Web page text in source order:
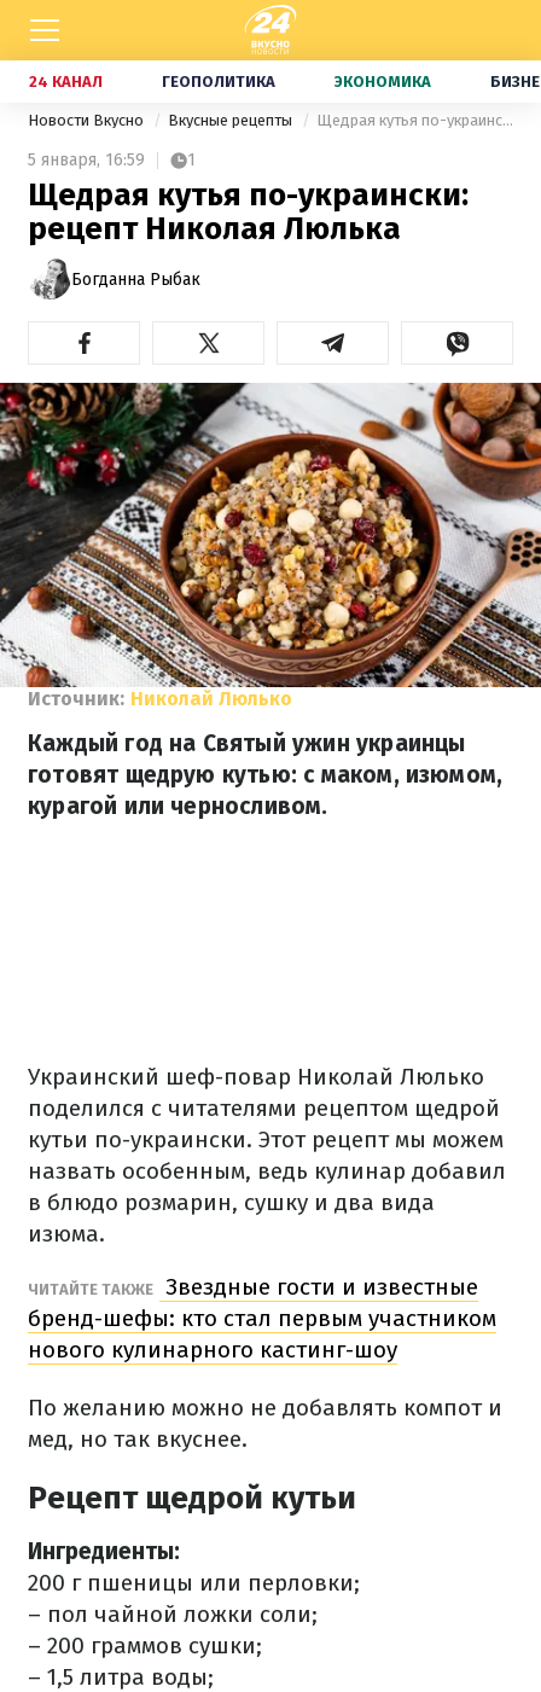
24 КАНАЛ ГЕОПОЛИТИКА ЭКОНОМИКА
Новости Вкусно Вкусные рецепты Щедрая кутья по-украински: рецепт Николая Люлька
5 января, 16:59 1
Щедрая кутья по-украински:
рецепт Николая Люлька
Богданна Рыбак
Источник: Николай Люлько
Каждый год на Святый ужин украинцы
готовят щедрую кутью: с маком, изюмом,
курагой или черносливом.
Украинский шеф-повар Николай Люлько
поделился с читателями рецептом щедрой
кутьи по-украински. Этот рецепт мы можем
назвать особенным, ведь кулинар добавил
в блюдо розмарин, сушку и два вида
изюма.
ЧИТАЙТЕ ТАКЖЕ
Звездные гости и известные
бренд-шефы: кто стал первым участником
нового кулинарного кастинг-шоу
По желанию можно не добавлять компот и
мед, но так вкуснее.
Рецепт щедрой кутьи
Ингредиенты:
200 г пшеницы или перловки;
– пол чайной ложки соли;
– 200 граммов сушки;
– 1,5 литра воды;